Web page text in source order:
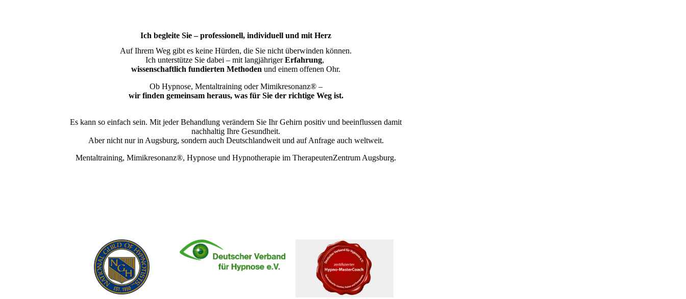
Ich begleite Sie – professionell, individuell und mit Herz
Auf Ihrem Weg gibt es keine Hürden, die Sie nicht überwinden können.
Ich unterstütze Sie dabei – mit langjährigerErfahrung,
wissenschaftlich fundierten Methoden und einem offenen Ohr.
Ob Hypnose, Mentaltraining oder Mimikresonanz® –
wir finden gemeinsam heraus, was für Sie der richtige Weg ist.
Es kann so einfach sein. Mit jeder Behandlung verändern Sie Ihr Gehirn positiv und beeinflussen damit
nachhaltig Ihre Gesundheit.
Aber nicht nur in Augsburg, sondern auch Deutschlandweit und auf Anfrage auch weltweit.
Mentaltraining, Mimikresonanz®, Hypnose und Hypnotherapie im TherapeutenZentrum Augsburg.